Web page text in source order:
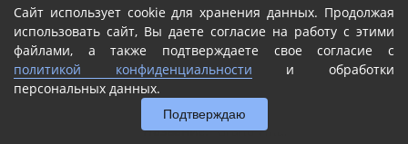
Mastermind
Сезон:
Эпизод: 16
Название: Grand Final
Сайт использует cookie для хранения данных. Продолжая
использовать сайт, Вы даете согласие на работу с этими
файлами, а также подтверждаете свое согласие с
политикой конфиденциальности и обработки
персональных данных.
Подтверждаю